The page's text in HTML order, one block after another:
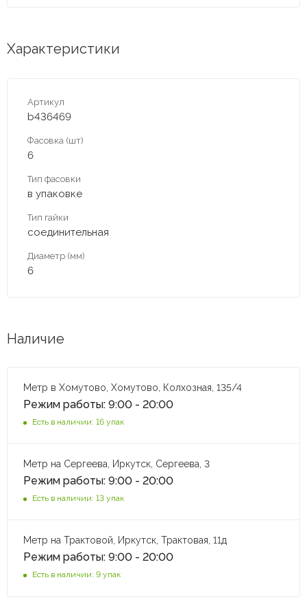
Характеристики
Артикул
b436469
Фасовка (шт)
6
Тип фасовки
в упаковке
Тип гайки
соединительная
Диаметр (мм)
6
Наличие
Метр в Хомутово, Хомутово, Колхозная, 135/4
Режим работы: 9:00 - 20:00
Есть в наличии: 16 упак
Метр на Сергеева, Иркутск, Сергеева, 3
Режим работы: 9:00 - 20:00
Есть в наличии: 13 упак
Метр на Трактовой, Иркутск, Трактовая, 11д
Режим работы: 9:00 - 20:00
Есть в наличии: 9 упак